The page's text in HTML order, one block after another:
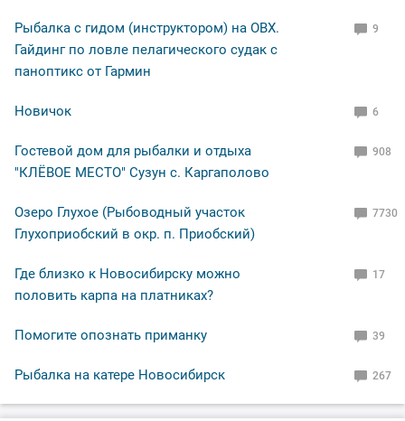
Рыбалка с гидом (инструктором) на ОВХ.
Гайдинг по ловле пелагического судак с
паноптикс от Гармин
9
Новичок 6
Гостевой дом для рыбалки и отдыха
"КЛЁВОЕ МЕСТО" Сузун с. Каргаполово
908
Озеро Глухое (Рыбоводный участок
Глухоприобский в окр. п. Приобский)
7730
Где близко к Новосибирску можно
половить карпа на платниках?
17
Помогите опознать приманку 39
Рыбалка на катере Новосибирск 267